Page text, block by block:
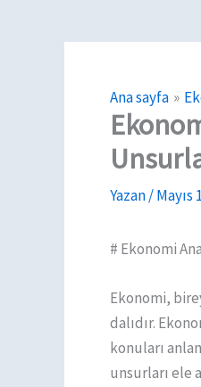
Ana sayfa
Yazan/Mayıs
# Ekonomi
Ekonomi,
dalıdır.
konuları
unsurları ele